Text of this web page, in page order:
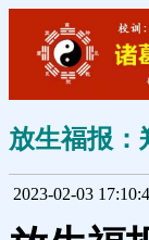
放生福报：
2023-02-03